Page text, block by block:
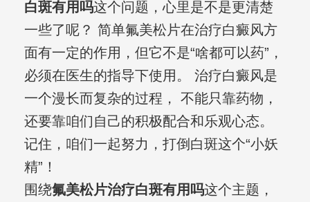
白斑有用吗这个问题，心里是不是更清楚
一些了呢？ 简单氟美松片在治疗白癜风方
面有一定的作用，但它不是“啥都可以药”，
必须在医生的指导下使用。 治疗白癜风是
一个漫长而复杂的过程， 不能只靠药物，
还要靠咱们自己的积极配合和乐观心态。
记住，咱们一起努力，打倒白斑这个“小妖
精”！
围绕氟美松片治疗白斑有用吗这个主题，